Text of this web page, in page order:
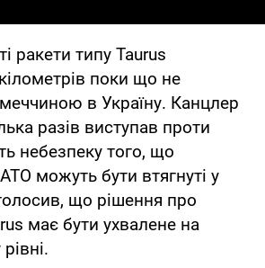
ракети типу Taurus
поки що не
в Україну. Канцлер
разів виступав проти
небезпеку того, що
можуть бути втягнуті у
що рішення про
має бути ухвалене на